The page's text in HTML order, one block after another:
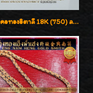
สร้อยคอทองอิตาลี 18K (750) ลายยินตันแกะมูนคัดสวย ลายนี้เงามากๆค่ะ ใส่ทนแข็งแรง